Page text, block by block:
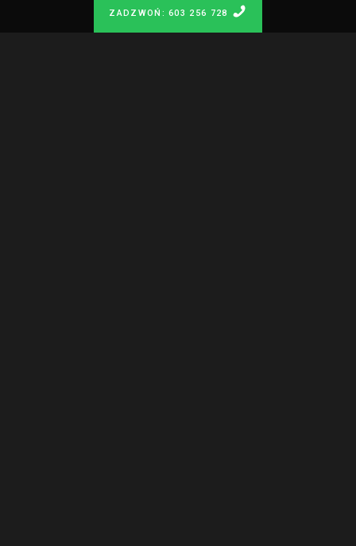
ZADZWOŃ: 603 256 728